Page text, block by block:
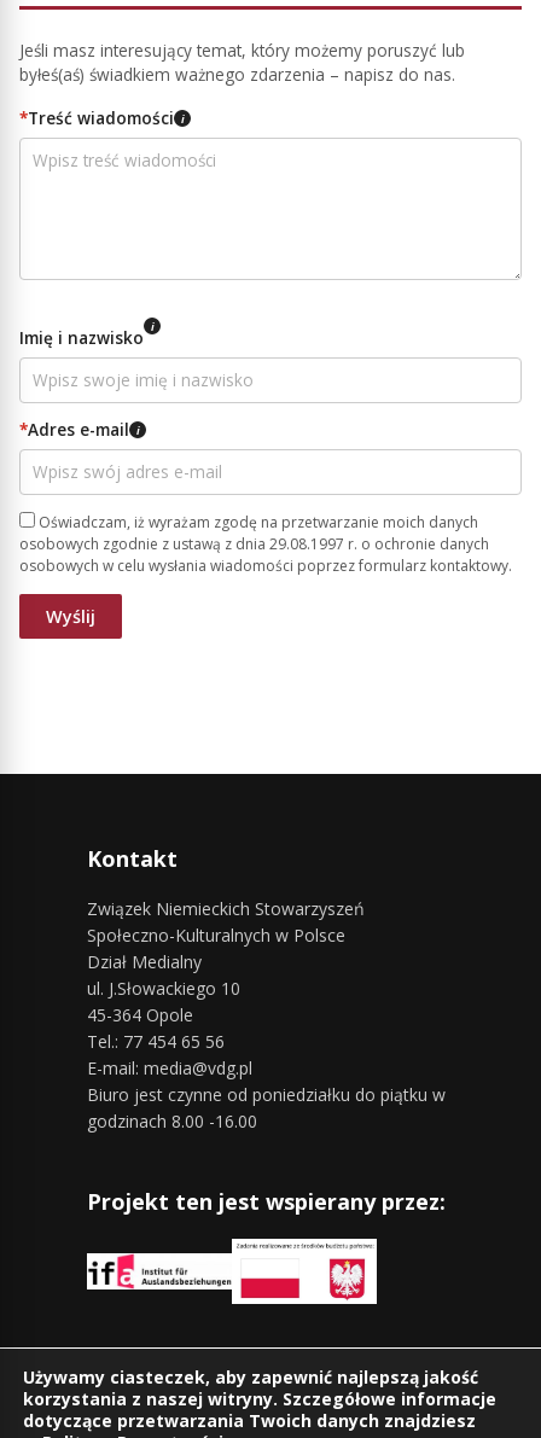
Jeśli masz interesujący temat, który możemy poruszyć lub
byłeś(aś) świadkiem ważnego zdarzenia – napisz do nas.
*Treść wiadomości i
Imię i nazwisko i
*Adres e-mail i
Oświadczam, iż wyrażam zgodę na przetwarzanie moich danych
osobowych zgodnie z ustawą z dnia 29.08.1997 r. o ochronie danych
osobowych w celu wysłania wiadomości poprzez formularz kontaktowy.
Kontakt
Związek Niemieckich Stowarzyszeń
Społeczno-Kulturalnych w Polsce
Dział Medialny
ul. J.Słowackiego 10
45-364 Opole
Tel.: 77 454 65 56
E-mail: media@vdg.pl
Biuro jest czynne od poniedziałku do piątku w
godzinach 8.00 -16.00
Projekt ten jest wspierany przez:
Znajdziesz nas również na:
Używamy ciasteczek, aby zapewnić najlepszą jakość
korzystania z naszej witryny. Szczegółowe informacje
dotyczące przetwarzania Twoich danych znajdziesz